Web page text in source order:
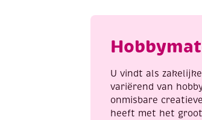
U vindt als
variërend van
onmisbare
heeft met het